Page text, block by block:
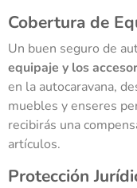
Cobertura de
Un buen seguro de
equipaje y los
en la autocaravana,
muebles y enseres
recibirás una
artículos.
Protección